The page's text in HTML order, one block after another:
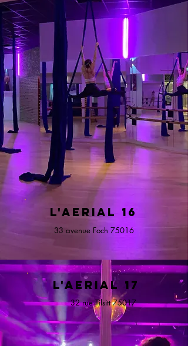
L'AERIAL 16
33 avenue Foch 75016
L'AE RIAL 17
32 rue Tilsitt 75017